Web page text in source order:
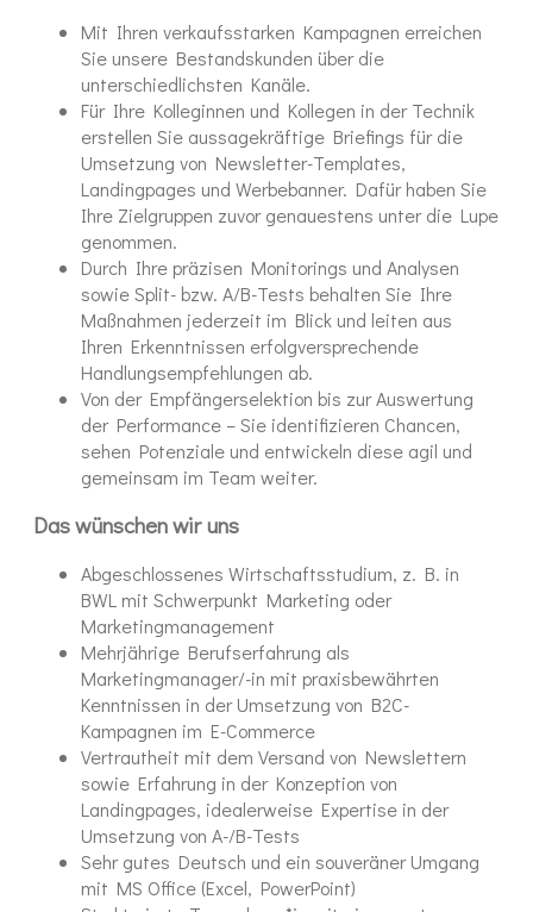
Mit Ihren verkaufsstarken Kampagnen erreichen
Sie unsere Bestandskunden über die
unterschiedlichsten Kanäle.
Für Ihre Kolleginnen und Kollegen in der Technik
erstellen Sie aussagekräftige Briefings für die
Umsetzung von Newsletter-Templates,
Landingpages und Werbebanner. Dafür haben Sie
Ihre Zielgruppen zuvor genauestens unter die Lupe
genommen.
Durch Ihre präzisen Monitorings und Analysen
sowie Split- bzw. A/B-Tests behalten Sie Ihre
Maßnahmen jederzeit im Blick und leiten aus
Ihren Erkenntnissen erfolgversprechende
Handlungsempfehlungen ab.
Von der Empfängerselektion bis zur Auswertung
der Performance – Sie identifizieren Chancen,
sehen Potenziale und entwickeln diese agil und
gemeinsam im Team weiter.
Das wünschen wir uns
Abgeschlossenes Wirtschaftsstudium, z. B. in
BWL mit Schwerpunkt Marketing oder
Marketingmanagement
Mehrjährige Berufserfahrung als
Marketingmanager/-in mit praxisbewährten
Kenntnissen in der Umsetzung von B2C-
Kampagnen im E-Commerce
Vertrautheit mit dem Versand von Newslettern
sowie Erfahrung in der Konzeption von
Landingpages, idealerweise Expertise in der
Umsetzung von A-/B-Tests
Sehr gutes Deutsch und ein souveräner Umgang
mit MS Office (Excel, PowerPoint)